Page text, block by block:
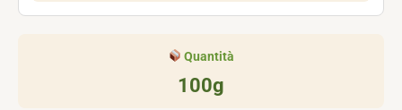
Quantità
100g